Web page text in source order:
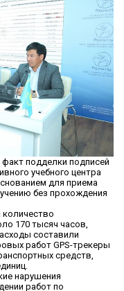
подделки подписей
учебного центра
для приема
без прохождения
количество
170 тысяч часов,
составили
работ GPS-трекеры
средств,
нарушения
работ по